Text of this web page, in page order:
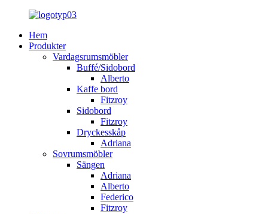
Hem
Produkter
Vardagsrumsmöbler
Buffé/Sidobord
Alberto
Kaffe bord
Fitzroy
Sidobord
Fitzroy
Dryckesskåp
Adriana
Sovrumsmöbler
Sängen
Adriana
Alberto
Federico
Fitzroy